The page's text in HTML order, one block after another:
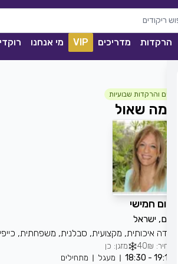
הרקדות מדריכים VIP מי אנחנו
זמן לחייך
רפי זיו|
2013
7053
חוגים והרקדות שבועיות
סימה שאול
כל יום חמישי
בת ים, ישראל
הרקדה איכותית, מקצועית, סבלנית, משפחתית,
מחיר: 40₪
מזגן: כן
19:15 - 18:30
מעגל
מתחילים